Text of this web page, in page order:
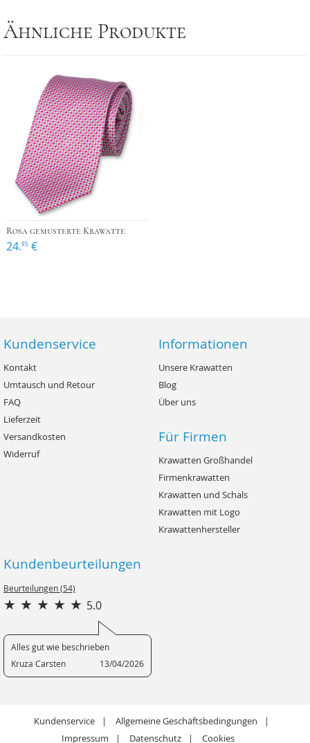
Ähnliche Produkte
Rosa gemusterte Krawatte
24.95 €
Kundenservice
Kontakt
Umtausch und Retour
FAQ
Lieferzeit
Versandkosten
Widerruf
Informationen
Unsere Krawatten
Blog
Über uns
Für Firmen
Krawatten Großhandel
Firmenkrawatten
Krawatten und Schals
Krawatten mit Logo
Krawattenhersteller
Kundenbeurteilungen
Beurteilungen (54)
5.0
Alles gut wie beschrieben
Kruza Carsten
13/04/2026
Kundenservice
Allgemeine Geschäftsbedingungen
Impressum
Datenschutz Cookies